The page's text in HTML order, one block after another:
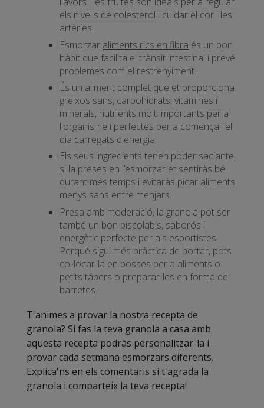
els nivells de colesterol i cuidar el cor i les
artèries.
Esmorzar aliments rics en fibra és un bon
hàbit que facilita el trànsit intestinal i prevé
problemes com el restrenyiment.
És un aliment complet que et proporciona
greixos sans, carbohidrats, vitamines i
minerals, nutrients molt importants per a
l'organisme i perfectes per a començar el
dia carregats d'energia.
Els seus ingredients tenen poder saciante,
si la preses en l’esmorzar et sentiràs bé
durant més temps i evitaràs picar aliments
menys sans entre menjars.
Presa amb moderació, la granola pot ser
també un bon piscolabis, saborós i
energètic perfecte per als esportistes.
Perquè sigui més pràctica de portar, pots
col·locar-la en bosses per a aliments o
petits tápers o preparar-les en forma de
barretes.
T'animes a provar la nostra recepta de
granola? Si fas la teva granola a casa amb
aquesta recepta podràs personalitzar-la i
provar cada setmana esmorzars diferents.
Explica'ns en els comentaris si t'agrada la
granola i comparteix la teva recepta!